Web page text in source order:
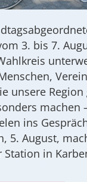
3. bis 7.
unsere
machen
ins
5. August,
in